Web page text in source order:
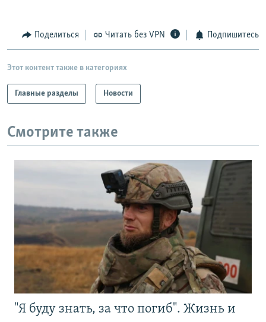
Поделиться Читать без VPN Подпишитесь
Этот контент также в категориях
Главные разделы Новости
Смотрите также
"Я буду знать, за что погиб". Жизнь и